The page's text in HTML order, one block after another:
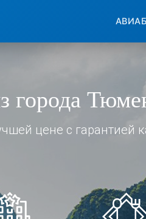
города
цене с гарантией